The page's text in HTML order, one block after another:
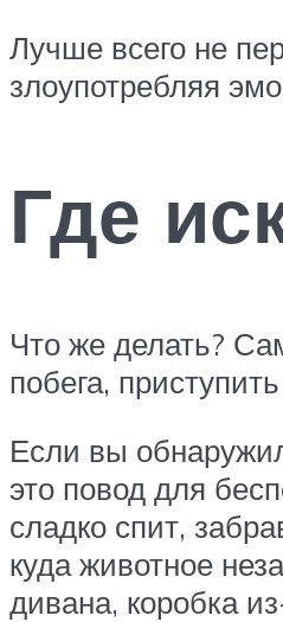
Лучше всего не
злоупотребляя
Где
Что же делать?
побега,
Если вы
это повод для
сладко спит,
куда животное
дивана, коробка